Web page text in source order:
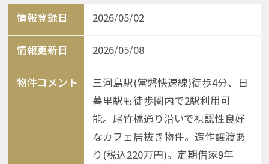
情報登録日 2026/05/02
情報更新日 2026/05/08
物件コメント
三河島駅(常磐快速線)徒歩4分、日
暮里駅も徒歩圏内で2駅利用可
能。尾竹橋通り沿いで視認性良好
なカフェ居抜き物件。造作譲渡あ
り(税込220万円)。定期借家9年